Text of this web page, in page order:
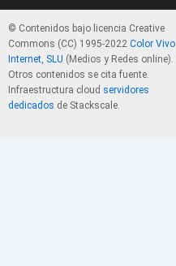
© Contenidos bajo licencia Creative
Commons (CC) 1995-2022 Color Vivo
Internet, SLU (Medios y Redes online).
Otros contenidos se cita fuente.
Infraestructura cloud servidores
dedicados de Stackscale.